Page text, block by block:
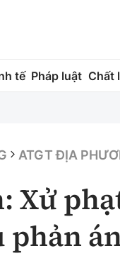
tế Pháp luật Chất
hành
dựng
chất lượng
ATGT ĐỊA
Xử
phản